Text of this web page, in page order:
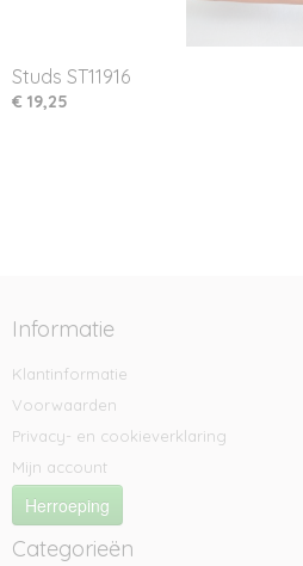
Studs ST11916
€ 19,25
Informatie
Klantinformatie
Voorwaarden
Privacy- en cookieverklaring
Mijn account
Herroeping
Categorieën